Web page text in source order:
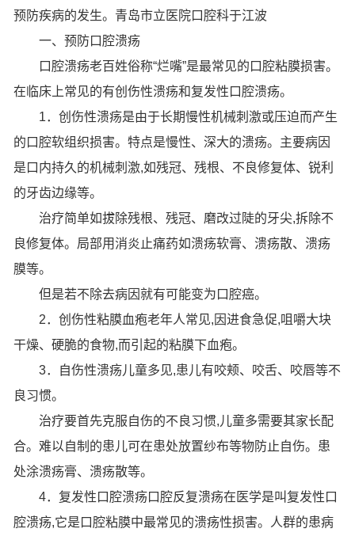
预防疾病的发生。青岛市立医院口腔科于江波
一、预防口腔溃疡
口腔溃疡老百姓俗称“烂嘴”是最常见的口腔粘膜损害。
在临床上常见的有创伤性溃疡和复发性口腔溃疡。
1．创伤性溃疡是由于长期慢性机械刺激或压迫而产生
的口腔软组织损害。特点是慢性、深大的溃疡。主要病因
是口内持久的机械刺激,如残冠、残根、不良修复体、锐利
的牙齿边缘等。
治疗简单如拔除残根、残冠、磨改过陡的牙尖,拆除不
良修复体。局部用消炎止痛药如溃疡软膏、溃疡散、溃疡
膜等。
但是若不除去病因就有可能变为口腔癌。
2．创伤性粘膜血疱老年人常见,因进食急促,咀嚼大块
干燥、硬脆的食物,而引起的粘膜下血疱。
3．自伤性溃疡儿童多见,患儿有咬颊、咬舌、咬唇等不
良习惯。
治疗要首先克服自伤的不良习惯,儿童多需要其家长配
合。难以自制的患儿可在患处放置纱布等物防止自伤。患
处涂溃疡膏、溃疡散等。
4．复发性口腔溃疡口腔反复溃疡在医学是叫复发性口
腔溃疡,它是口腔粘膜中最常见的溃疡性损害。人群的患病